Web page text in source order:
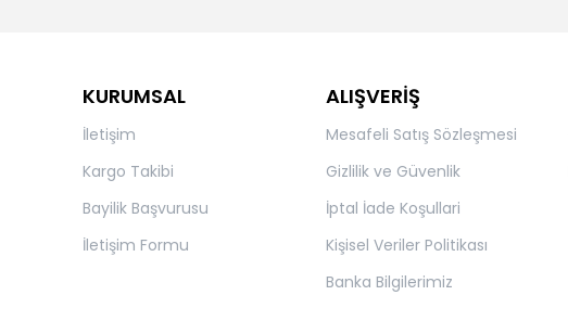
KURUMSAL
İletişim
Kargo Takibi
Bayilik Başvurusu
İletişim Formu
ALIŞVERİŞ
Mesafeli Satış Sözleşmesi
Gizlilik ve Güvenlik
İptal İade Koşullari
Kişisel Veriler Politikası
Banka Bilgilerimiz